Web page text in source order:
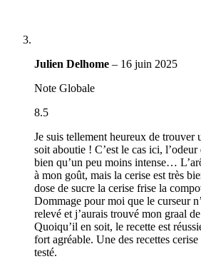
Julien Delhome – 16 juin 2025
Note Globale
8.5
Je suis tellement heureux de trouver
soit aboutie ! C’est le cas ici, l’odeur
bien qu’un peu moins intense…
à mon goût, mais la cerise est très
dose de sucre la cerise frise la
Dommage pour moi que le curseur
relevé et j’aurais trouvé mon graal
Quoiqu’il en soit, le recette est
fort agréable. Une des recettes
testé.